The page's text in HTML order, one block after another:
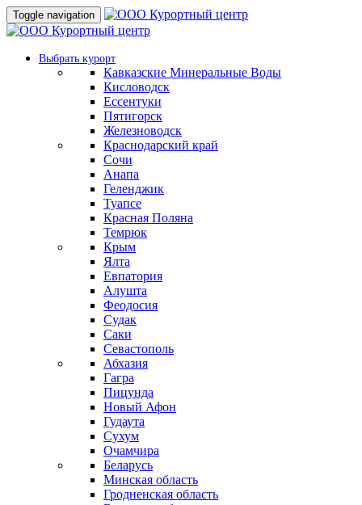
Toggle navigation
Выбрать курорт
Кавказские Минеральные Воды
Кисловодск
Ессентуки
Пятигорск
Железноводск
Краснодарский край
Сочи
Анапа
Геленджик
Туапсе
Красная Поляна
Темрюк
Крым
Ялта
Евпатория
Алушта
Феодосия
Судак
Саки
Севастополь
Абхазия
Гагра
Пицунда
Новый Афон
Гудаута
Сухум
Очамчира
Беларусь
Минская область
Гродненская область